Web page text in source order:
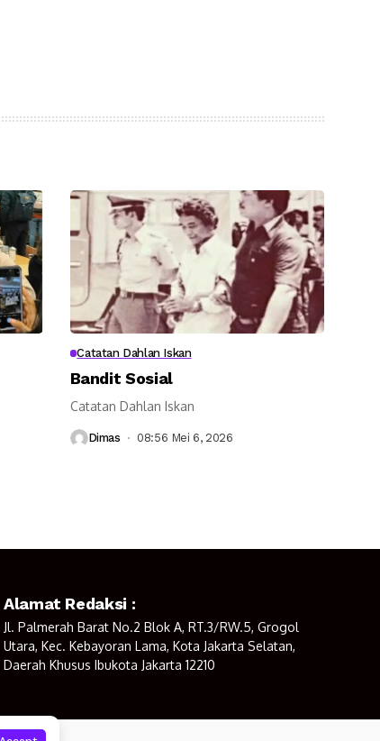
Catatan Dahlan Iskan
Bandit Sosial
Catatan Dahlan Iskan
Dimas 08:56 Mei 6, 2026
Alamat Redaksi :
Jl. Palmerah Barat No.2 Blok A, RT.3/RW.5, Grogol
Utara, Kec. Kebayoran Lama, Kota Jakarta Selatan,
Daerah Khusus Ibukota Jakarta 12210